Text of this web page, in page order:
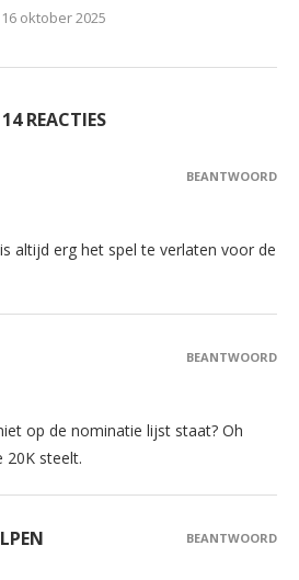
16 oktober 2025
14 REACTIES
altijd erg het spel te verlaten voor de
BEANTWOORD
op de nominatie lijst staat? Oh
20K steelt.
BEANTWOORD
BEANTWOORD